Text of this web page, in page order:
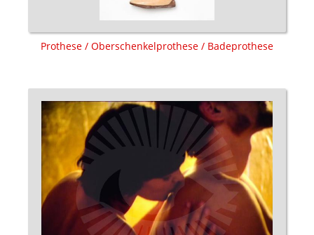
Prothese / Oberschenkelprothese / Badeprothese